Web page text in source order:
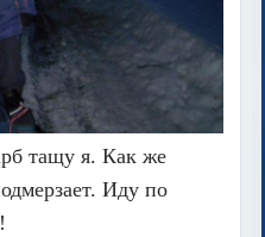
тащу я. Как же
Иду по